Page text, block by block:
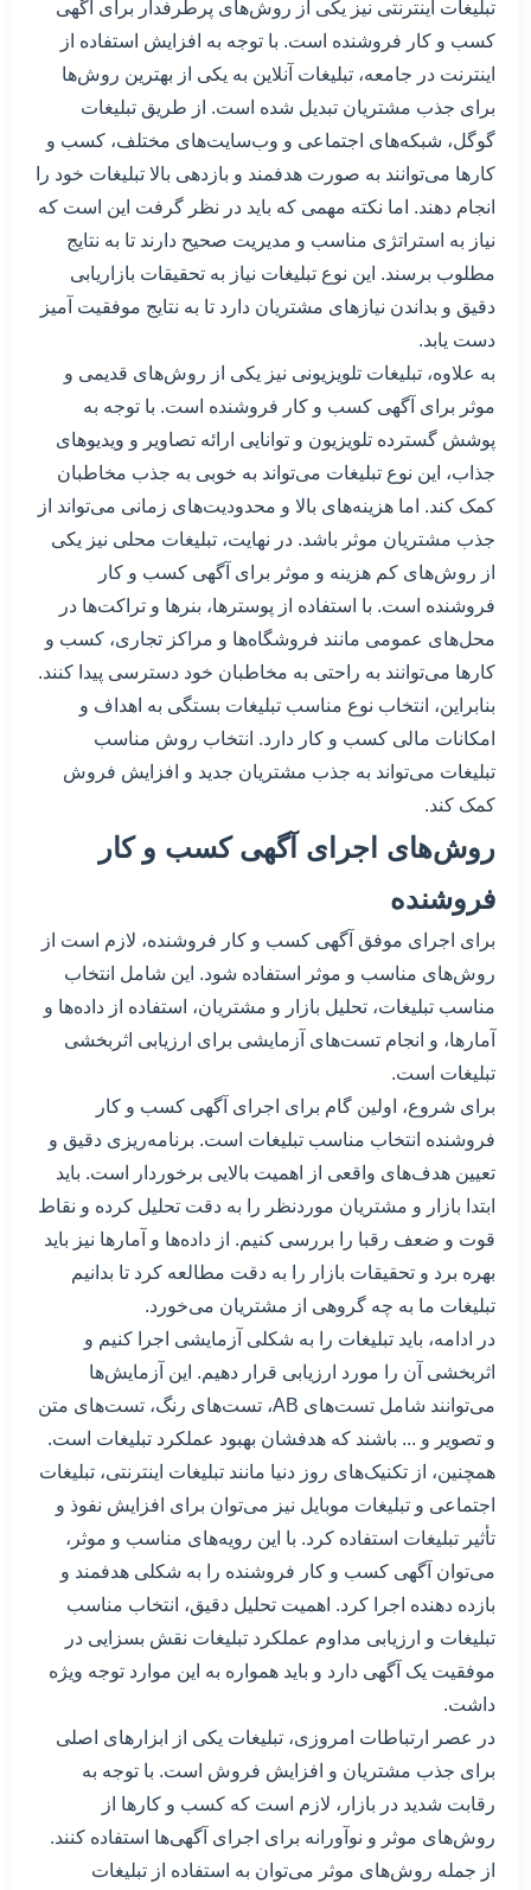
تبلیغات اینترنتی نیز یکی از روش‌های پرطرفدار برای آگهی
کسب و کار فروشنده است. با توجه به افزایش استفاده از
اینترنت در جامعه، تبلیغات آنلاین به یکی از بهترین روش‌ها
برای جذب مشتریان تبدیل شده است. از طریق تبلیغات
گوگل، شبکه‌های اجتماعی و وب‌سایت‌های مختلف، کسب و
کارها می‌توانند به صورت هدفمند و بازدهی بالا تبلیغات خود را
انجام دهند. اما نکته مهمی که باید در نظر گرفت این است که
نیاز به استراتژی مناسب و مدیریت صحیح دارند تا به نتایج
مطلوب برسند. این نوع تبلیغات نیاز به تحقیقات بازاریابی
دقیق و بداندن نیازهای مشتریان دارد تا به نتایج موفقیت آمیز
دست یابد.
به علاوه، تبلیغات تلویزیونی نیز یکی از روش‌های قدیمی و
موثر برای آگهی کسب و کار فروشنده است. با توجه به
پوشش گسترده تلویزیون و توانایی ارائه تصاویر و ویدیوهای
جذاب، این نوع تبلیغات می‌تواند به خوبی به جذب مخاطبان
کمک کند. اما هزینه‌های بالا و محدودیت‌های زمانی می‌تواند از
جذب مشتریان موثر باشد. در نهایت، تبلیغات محلی نیز یکی
از روش‌های کم هزینه و موثر برای آگهی کسب و کار
فروشنده است. با استفاده از پوسترها، بنرها و تراکت‌ها در
محل‌های عمومی مانند فروشگاه‌ها و مراکز تجاری، کسب و
کارها می‌توانند به راحتی به مخاطبان خود دسترسی پیدا کنند.
بنابراین، انتخاب نوع مناسب تبلیغات بستگی به اهداف و
امکانات مالی کسب و کار دارد. انتخاب روش مناسب
تبلیغات می‌تواند به جذب مشتریان جدید و افزایش فروش
کمک کند.
روش‌های اجرای آگهی کسب و کار
فروشنده
برای اجرای موفق آگهی کسب و کار فروشنده، لازم است از
روش‌های مناسب و موثر استفاده شود. این شامل انتخاب
مناسب تبلیغات، تحلیل بازار و مشتریان، استفاده از داده‌ها و
آمارها، و انجام تست‌های آزمایشی برای ارزیابی اثربخشی
تبلیغات است.
برای شروع، اولین گام برای اجرای آگهی کسب و کار
فروشنده انتخاب مناسب تبلیغات است. برنامه‌ریزی دقیق و
تعیین هدف‌های واقعی از اهمیت بالایی برخوردار است. باید
ابتدا بازار و مشتریان موردنظر را به دقت تحلیل کرده و نقاط
قوت و ضعف رقبا را بررسی کنیم. از داده‌ها و آمارها نیز باید
بهره برد و تحقیقات بازار را به دقت مطالعه کرد تا بدانیم
تبلیغات ما به چه گروهی از مشتریان می‌خورد.
در ادامه، باید تبلیغات را به شکلی آزمایشی اجرا کنیم و
اثربخشی آن را مورد ارزیابی قرار دهیم. این آزمایش‌ها
می‌توانند شامل تست‌های AB، تست‌های رنگ، تست‌های متن
و تصویر و ... باشند که هدفشان بهبود عملکرد تبلیغات است.
همچنین، از تکنیک‌های روز دنیا مانند تبلیغات اینترنتی، تبلیغات
اجتماعی و تبلیغات موبایل نیز می‌توان برای افزایش نفوذ و
تأثیر تبلیغات استفاده کرد. با این رویه‌های مناسب و موثر،
می‌توان آگهی کسب و کار فروشنده را به شکلی هدفمند و
بازده دهنده اجرا کرد. اهمیت تحلیل دقیق، انتخاب مناسب
تبلیغات و ارزیابی مداوم عملکرد تبلیغات نقش بسزایی در
موفقیت یک آگهی دارد و باید همواره به این موارد توجه ویژه
داشت.
در عصر ارتباطات امروزی، تبلیغات یکی از ابزارهای اصلی
برای جذب مشتریان و افزایش فروش است. با توجه به
رقابت شدید در بازار، لازم است که کسب و کارها از
روش‌های موثر و نوآورانه برای اجرای آگهی‌ها استفاده کنند.
از جمله روش‌های موثر می‌توان به استفاده از تبلیغات